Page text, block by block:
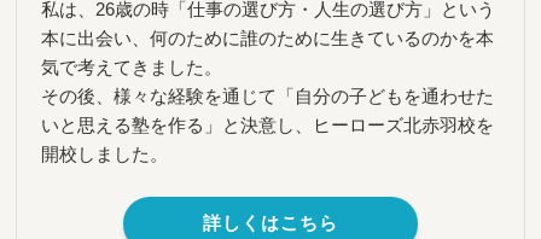
私は、26歳の時「仕事の選び方・人生の選び方」という
本に出会い、何のために誰のために生きているのかを本
気で考えてきました。
その後、様々な経験を通じて「自分の子どもを通わせた
いと思える塾を作る」と決意し、ヒーローズ北赤羽校を
開校しました。
詳しくはこちら